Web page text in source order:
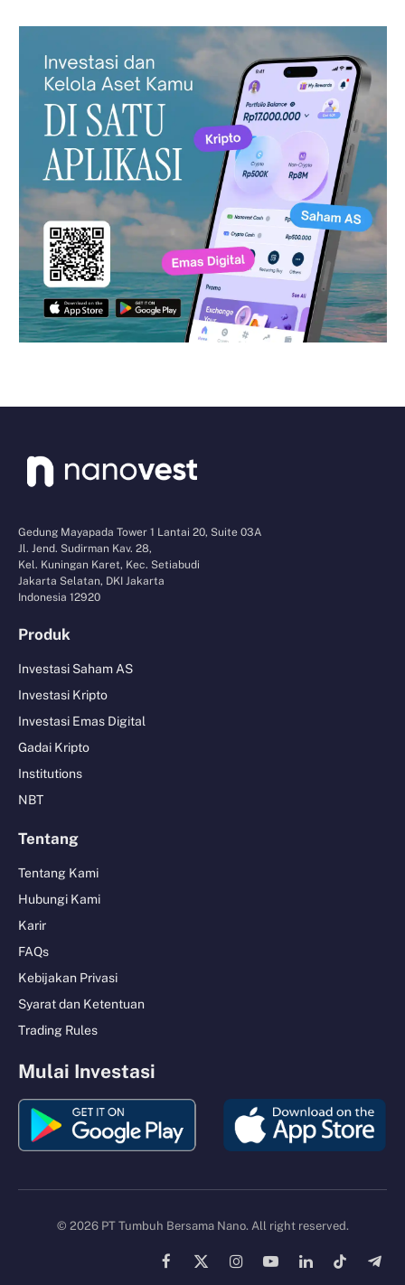
Gedung Mayapada Tower 1 Lantai 20, Suite 03A
Jl. Jend. Sudirman Kav. 28,
Kel. Kuningan Karet, Kec. Setiabudi
Jakarta Selatan, DKI Jakarta
Indonesia 12920
Produk
Investasi Saham AS
Investasi Kripto
Investasi Emas Digital
Gadai Kripto
Institutions
NBT
Tentang
Tentang Kami
Hubungi Kami
Karir
FAQs
Kebijakan Privasi
Syarat dan Ketentuan
Trading Rules
Mulai Investasi
© 2026 PT Tumbuh Bersama Nano. All right reserved.
Facebook
X
InstagramYouTubeLinkedInTikTok